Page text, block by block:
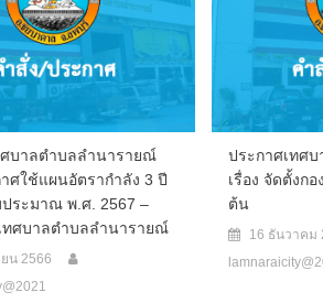
ศบาลตำบลลำนารายณ์
าศใช้แผนอัตรากำลัง 3 ปี
ระมาณ พ.ศ. 2567 –
ทศบาลตำบลลำนารายณ์
น 2566
ประกาศเทศ
เรื่อง จัดตั้งก
ต้น
16 ธันวาคม